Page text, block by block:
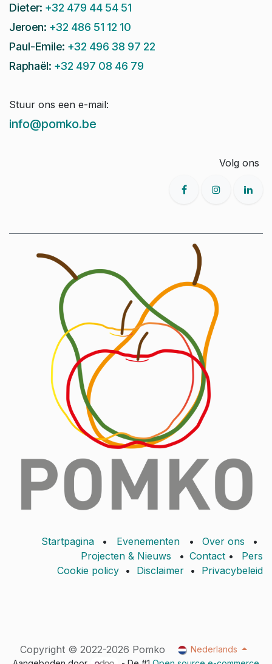
Dieter: +32 479 44 54 51
Jeroen: +32 486 51 12 10
Paul-Emile: +32 496 38 97 22
Raphaël: +32 497 08 46 79
Stuur ons een e-mail:
info@pomko.be
Volg ons
Startpagina • Evenementen • Over ons
•
Projecten & Nieuws
• Contact •
Pers
Cookie policy • Disclaimer • Privacybeleid
Copyright © 2022-2026 Pomko
Nederlands